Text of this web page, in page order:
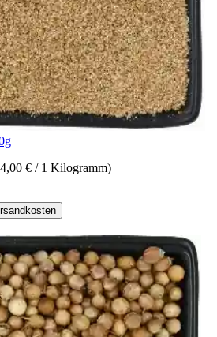
€ / 1 Kilogramm)